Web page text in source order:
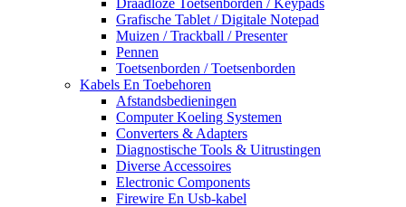
Grafische Tablet / Digitale Notepad
Muizen / Trackball / Presenter
Pennen
Toetsenborden / Toetsenborden
Kabels En Toebehoren
Afstandsbedieningen
Computer Koeling Systemen
Converters & Adapters
Diagnostische Tools & Uitrustingen
Diverse Accessoires
Electronic Components
Firewire En Usb-kabel